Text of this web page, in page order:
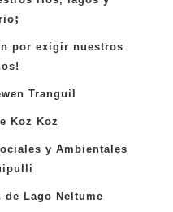
;
por exigir nuestros
Tranguil
Koz Koz
y Ambientales
de Lago Neltume